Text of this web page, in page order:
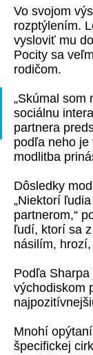
Vo svojom
rozptýlením.
vysloviť mu
Pocity sa
rodičom.
„Skúmal som
sociálnu
partnera
podľa neho
modlitba
Dôsledky
„Niektorí
partnerom,“
ľudí, ktorí sa
násilím,
Podľa Sharpa
východiskom
Mnohí
špecifickej